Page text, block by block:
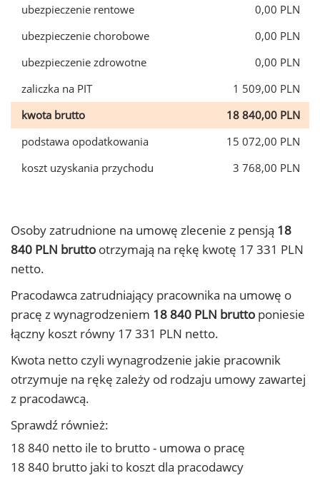
ubezpieczenie rentowe
0,00 PLN
ubezpieczenie chorobowe
0,00 PLN
ubezpieczenie zdrowotne
0,00 PLN
zaliczka na PIT
1 509,00 PLN
kwota brutto
18 840,00 PLN
podstawa opodatkowania
15 072,00 PLN
koszt uzyskania przychodu
3 768,00 PLN
Osoby zatrudnione na umowę zlecenie z pensją 18
840 PLN brutto otrzymają na rękę kwotę 17 331 PLN
netto.
Pracodawca zatrudniający pracownika na umowę o
pracę z wynagrodzeniem 18 840 PLN brutto poniesie
łączny koszt równy 17 331 PLN netto.
Kwota netto czyli wynagrodzenie jakie pracownik
otrzymuje na rękę zależy od rodzaju umowy zawartej
z pracodawcą.
Sprawdź również:
18 840 netto ile to brutto - umowa o pracę
18 840 brutto jaki to koszt dla pracodawcy